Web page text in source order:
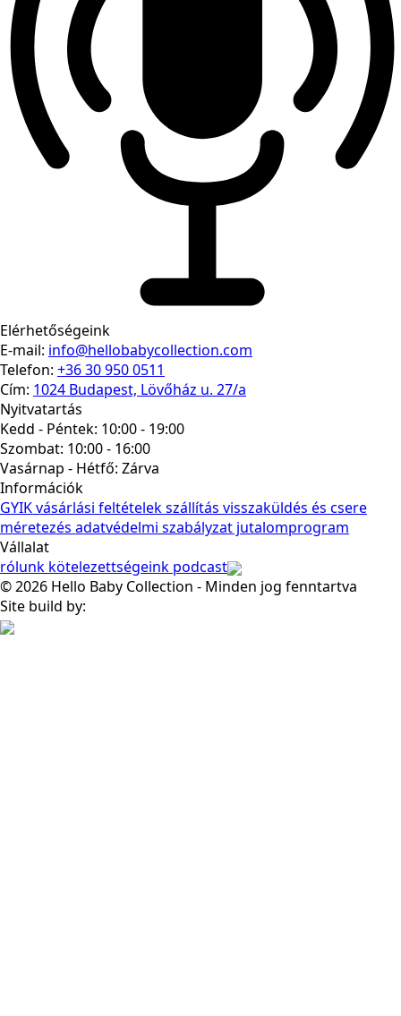
Elérhetőségeink
E-mail: info@hellobabycollection.com
Telefon: +36 30 950 0511
Cím: 1024 Budapest, Lövőház u. 27/a
Nyitvatartás
Kedd - Péntek: 10:00 - 19:00
Szombat: 10:00 - 16:00
Vasárnap - Hétfő: Zárva
Információk
GYIKvásárlási feltételekszállítás visszaküldés és csere
méretezés adatvédelmi szabályzat jutalomprogram
Vállalat
rólunk kötelezettségeink podcast
© 2026 Hello Baby Collection - Minden jog fenntartva
Site build by: